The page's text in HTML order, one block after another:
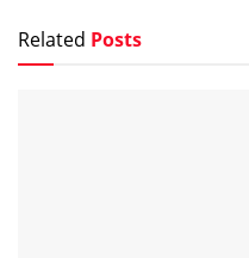
Related Posts